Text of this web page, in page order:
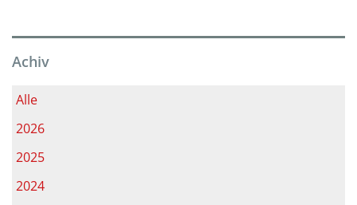
Achiv
Alle
2026
2025
2024